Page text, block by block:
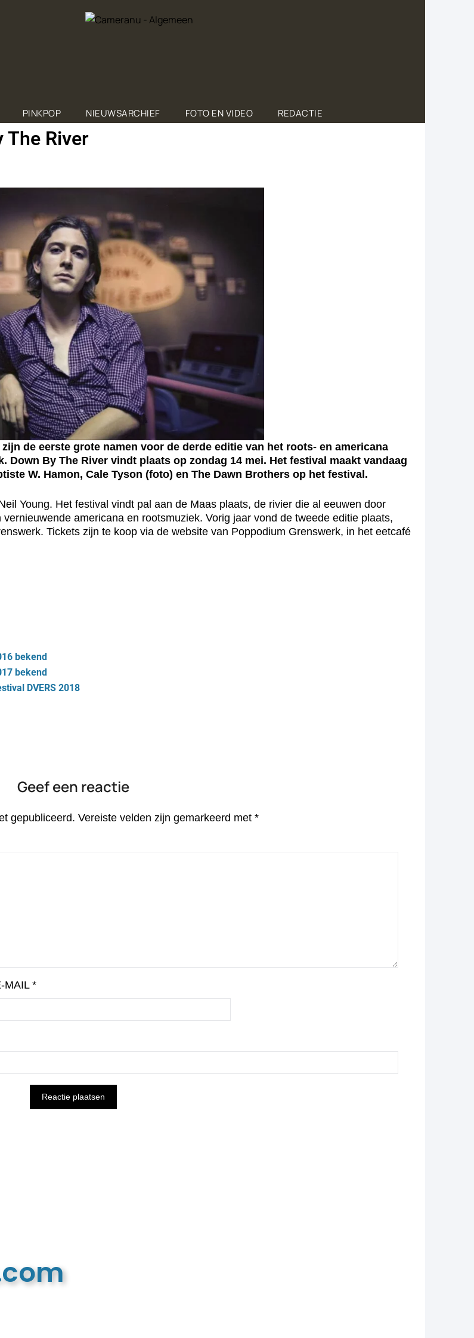
PINKPOP NIEUWSARCHIEF FOTO EN VIDEO REDACTIE
The River
de eerste grote namen voor de derde editie van het roots- en americana
Down By The River vindt plaats op zondag 14 mei. Het festival maakt vandaag
W. Hamon, Cale Tyson (foto) en The Dawn Brothers op het festival.
Young. Het festival vindt pal aan de Maas plaats, de rivier die al eeuwen door
americana en rootsmuziek. Vorig jaar vond de tweede editie plaats,
Tickets zijn te koop via de website van Poppodium Grenswerk, in het eetcafé
bekend
bekend
DVERS 2018
Geef een reactie
gepubliceerd. Vereiste velden zijn gemarkeerd met *
MAIL*